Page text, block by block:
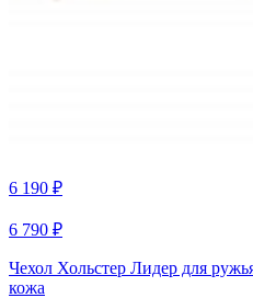
6 190 ₽
6 790 ₽
Чехол Хольстер Лидер для
кожа